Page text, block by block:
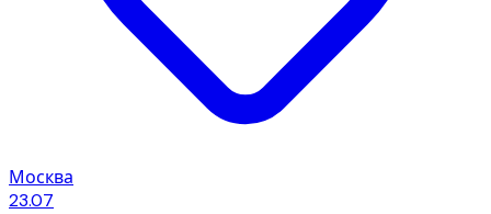
Москва
23.07